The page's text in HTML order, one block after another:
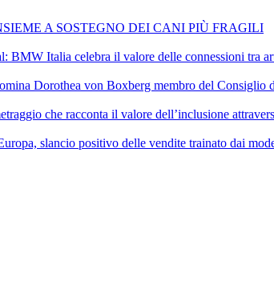
A SOSTEGNO DEI CANI PIÙ FRAGILI
BMW Italia celebra il valore delle connessioni tra
Dorothea von Boxberg membro del Consiglio
che racconta il valore dell’inclusione
slancio positivo delle vendite trainato dai